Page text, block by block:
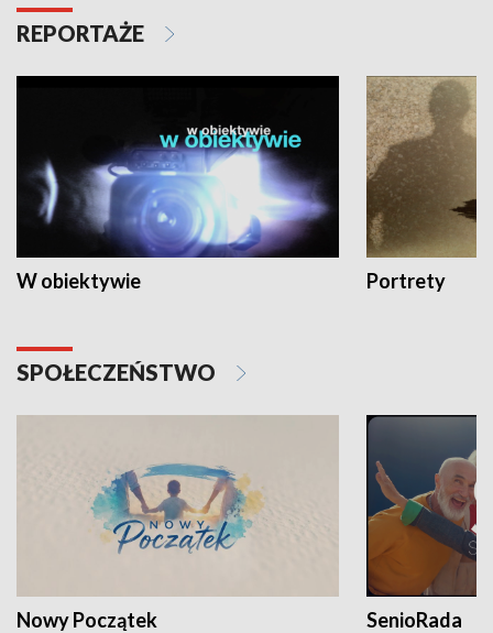
REPORTAŻE
W obiektywie Portrety
SPOŁECZEŃSTWO
Nowy Początek SenioRada